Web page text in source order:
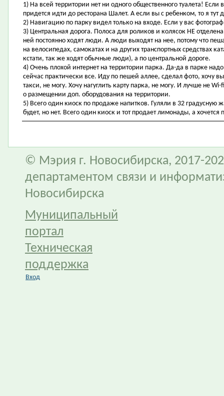
1) На всей территории нет ни одного общественного туалета! Если
придется идти до ресторана Шалет. А если вы с ребенком, то я
2) Навигацию по парку видел только на входе. Если у вас
3) Центральная дорога. Полоса для роликов и колясок НЕ
ней постоянно ходят люди. А люди выходят на нее, потому что
на велосипедах, самокатах и на других транспортных средствах
кстати, так же ходят обычные люди), а по центральной дороге.
4) Очень плохой интернет на территории парка. Да-да в парке
сейчас практически все. Иду по пешей аллее, сделал фото, хочу
такси, не могу. Хочу нагуглить карту парка, не могу. И лучше не
о размещении доп. оборудования на территории.
5) Всего один киоск по продаже напитков. Гуляли в 32 градусную
будет, но нет. Всего один киоск и тот продает лимонады, а хочется
© Мэрия г. Новосибирска, 2017-
департаментом связи и
Новосибирска
Муниципальный
портал
Техническая
поддержка
Вход